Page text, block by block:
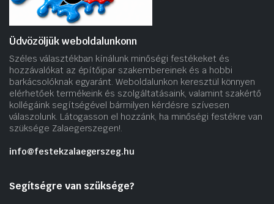
Üdvözöljük weboldalunkonn
Széles választékban kínálunk minőségi festékeket és
hozzávalókat az építőipar szakembereinek és a hobbi
barkácsolóknak egyaránt. Weboldalunkon keresztül könnyen
elérhetőek termékeink és szolgáltatásaink, valamint szakértő
kollégáink segítségével bármilyen kérdésre szívesen
válaszolunk. Látogasson el hozzánk, ha minőségi festékre van
szüksége Zalaegerszegen!.
info@festekzalaegerszeg.hu
Segítségre van szüksége?